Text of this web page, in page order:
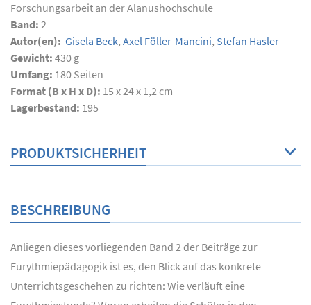
Forschungsarbeit an der Alanushochschule
Band: 2
Autor(en): Gisela Beck, Axel Föller-Mancini, Stefan Hasler
Gewicht: 430 g
Umfang: 180 Seiten
Format (B x H x D): 15 x 24 x 1,2 cm
Lagerbestand: 195
PRODUKTSICHERHEIT
BESCHREIBUNG
Anliegen dieses vorliegenden Band 2 der Beiträge zur
Eurythmiepädagogik ist es, den Blick auf das konkrete
Unterrichtsgeschehen zu richten: Wie verläuft eine